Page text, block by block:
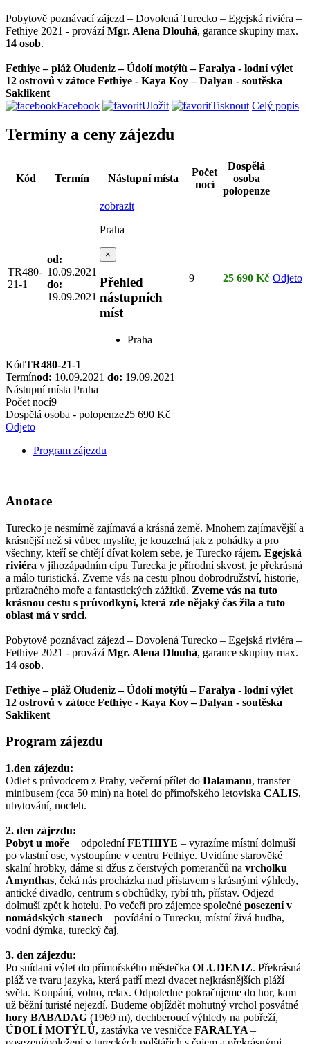
Pobytově poznávací zájezd – Dovolená Turecko – Egejská riviéra –
Fethiye 2021 - provázíMgr. Alena Dlouhá, garance skupiny max.
14 osob.
Fethiye – pláž Oludeniz – Údolí motýlů – Faralya - lodní výlet
12 ostrovů v zátoce Fethiye - Kaya Koy – Dalyan - soutěska
Saklikent
Facebook
Uložit Tisknout Celý popis
Termíny a ceny zájezdu
Kód Termín Nástupní místa
Počet
nocí
Dospělá
osoba
polopenze
TR480-
21-1
od:
10.09.2021
do:
19.09.2021
zobrazit
Praha
×
Přehled
nástupních
míst
Praha
9 25 690 Kč Odjeto
KódTR480-21-1
Termínod: 10.09.2021 do: 19.09.2021
Nástupní místa Praha
Počet nocí9
Dospělá osoba - polopenze25 690 Kč
Odjeto
Program zájezdu
Anotace
Turecko je nesmírně zajímavá a krásná země. Mnohem zajímavější a
krásnější než si vůbec myslíte, je kouzelná jak z pohádky a pro
všechny, kteří se chtějí dívat kolem sebe, je Turecko rájem. Egejská
riviéra v jihozápadním cípu Turecka je přírodní skvost, je překrásná
a málo turistická. Zveme vás na cestu plnou dobrodružství, historie,
průzračného moře a fantastických zážitků. Zveme vás na tuto
krásnou cestu s průvodkyní, která zde nějaký čas žila a tuto
oblast má v srdci.
Pobytově poznávací zájezd – Dovolená Turecko – Egejská riviéra –
Fethiye 2021 - provázíMgr. Alena Dlouhá, garance skupiny max.
14 osob.
Fethiye – pláž Oludeniz – Údolí motýlů – Faralya - lodní výlet
12 ostrovů v zátoce Fethiye - Kaya Koy – Dalyan - soutěska
Saklikent
Program zájezdu
1.den zájezdu:
Odlet s průvodcem z Prahy, večerní přílet do Dalamanu, transfer
minibusem (cca 50 min) na hotel do přímořského letoviska CALIS,
ubytování, nocleh.
2. den zájezdu:
Pobyt u moře + odpoledníFETHIYE – vyrazíme místní dolmuší
po vlastní ose, vystoupíme v centru Fethiye. Uvidíme starověké
skalní hrobky, dáme si džus z čerstvých pomerančů na vrcholku
Amynthas, čeká nás procházka nad přístavem s krásnými výhledy,
antické divadlo, centrum s obchůdky, rybí trh, přístav. Odjezd
dolmuší zpět k hotelu. Po večeři pro zájemce společné posezení v
nomádských stanech – povídání o Turecku, místní živá hudba,
vodní dýmka, turecký čaj.
3. den zájezdu:
Po snídani výlet do přímořského městečka OLUDENIZ. Překrásná
pláž ve tvaru jazyka, která patří mezi dvacet nejkrásnějších pláží
světa. Koupání, volno, relax. Odpoledne pokračujeme do hor, kam
už běžní turisté nejezdí. Budeme objíždět mohutný vrchol posvátné
hory BABADAG (1969 m), dechberoucí výhledy na pobřeží,
ÚDOLÍ MOTÝLŮ, zastávka ve vesničce FARALYA –